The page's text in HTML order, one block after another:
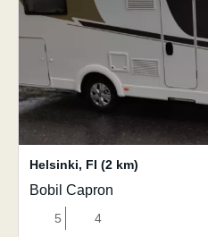
Helsinki, FI (2 km)
Bobil Capron
5 4